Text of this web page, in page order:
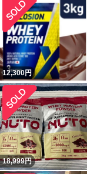
12,300円
18,999円